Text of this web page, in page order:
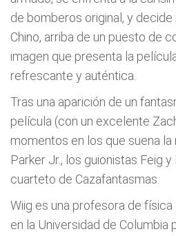
de bomberos original, y
Chino, arriba de un puesto de
imagen que presenta la
refrescante y auténtica.
Tras una aparición de un
película (con un excelente
momentos en los que suena la
Parker Jr., los guionistas Feig
cuarteto de Cazafantasmas.
Wiig es una profesora de
en la Universidad de Columbia